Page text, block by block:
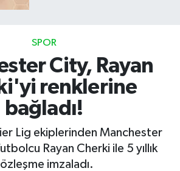
SPOR
City, Rayan
renklerine
bağladı!
Lig ekiplerinden Manchester
Rayan Cherki ile 5 yıllık
imzaladı.